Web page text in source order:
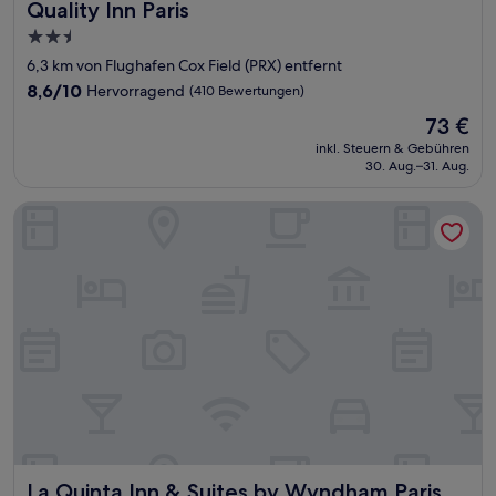
Quality Inn Paris
Quality Inn Paris
2.5-
Sterne-
Unterkunft
6,3 km von Flughafen Cox Field (PRX) entfernt
8.6
8,6/10 Hervorragend (410 Bewertungen)
Der
Preis
beträgt
73 €
inkl. Steuern & Gebühren
30. Aug.–31. Aug.
La Quinta Inn & Suites by Wyndham Paris
La Quinta Inn & Suites by Wyndham Paris